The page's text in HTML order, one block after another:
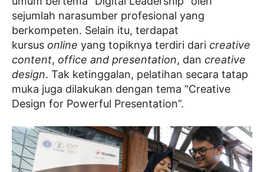
sejumlah narasumber profesional yang
berkompeten. Selain itu, terdapat
kursus online yang topiknya terdiri dari creative
content, office and presentation, dan creative
design. Tak ketinggalan, pelatihan secara tatap
muka juga dilakukan dengan tema “Creative
Design for Powerful Presentation”.